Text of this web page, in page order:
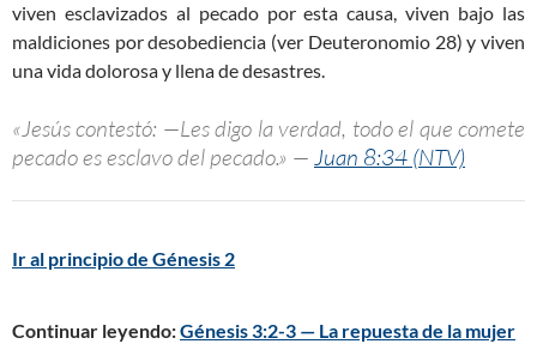
viven esclavizados al pecado por esta causa, viven bajo las
maldiciones por desobediencia (ver Deuteronomio 28) y viven
una vida dolorosa y llena de desastres.
«Jesús contestó: —Les digo la verdad, todo el que comete
pecado es esclavo del pecado.» — Juan 8:34 (NTV)
Ir al principio de Génesis 2
Continuar leyendo:Génesis 3:2-3 — La repuesta de la mujer